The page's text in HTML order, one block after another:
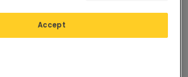
się analiza najczęściej
Accept